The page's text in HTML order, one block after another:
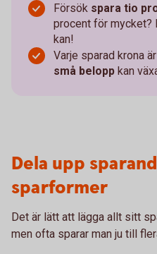
Försök spara tio
procent för mycket?
kan!
Varje sparad krona
små belopp kan
Dela upp
sparformer
Det är lätt att lägga allt sitt
men ofta sparar man ju till